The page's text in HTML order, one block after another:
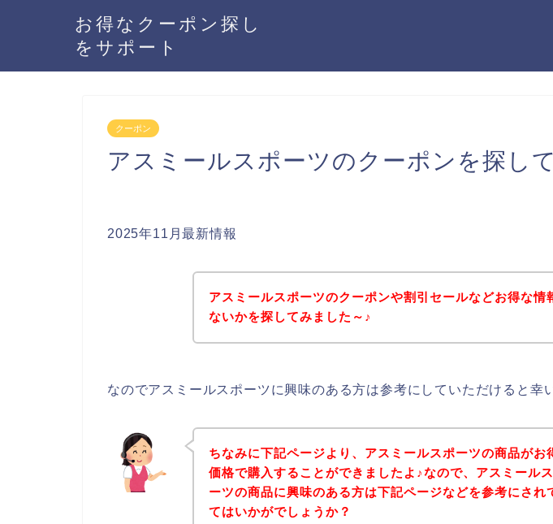
お得なクーポン探し
をサポート
クーポン
アスミールスポーツのクーポンを探し
2025年11月最新情報
アスミールスポーツのクーポンや割引セールなどお得な情
ないかを探してみました～♪
なのでアスミールスポーツに興味のある方は参考にしていただけると幸
ちなみに下記ページより、アスミールスポーツの商品がお
価格で購入することができましたよ♪なので、アスミール
ーツの商品に興味のある方は下記ページなどを参考にされ
てはいかがでしょうか？